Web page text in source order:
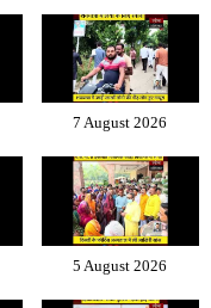
7 August 2026
5 August 2026